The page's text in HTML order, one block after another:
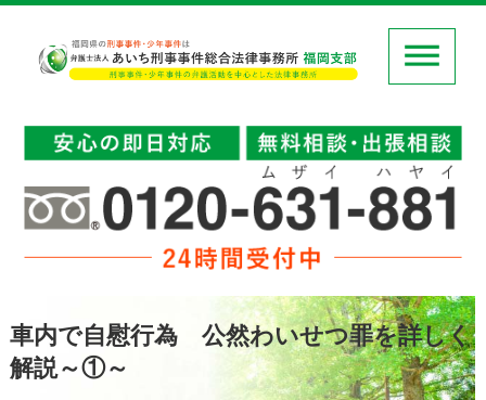
車内で自慰行為 公然わいせつ罪を詳しく
解説～①～